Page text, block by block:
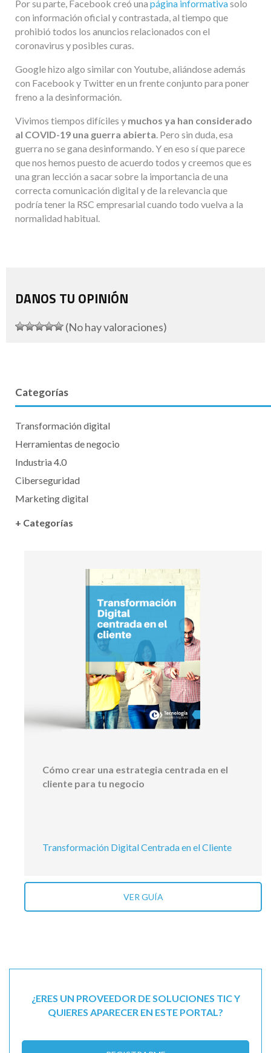
Por su parte, Facebook creó una página informativasolo
con información oficial y contrastada, al tiempo que
prohibió todos los anuncios relacionados con el
coronavirus y posibles curas.
Google hizo algo similar con Youtube, aliándose además
con Facebook y Twitter en un frente conjunto para poner
freno a la desinformación.
Vivimos tiempos difíciles y muchos ya han considerado
al COVID-19 una guerra abierta. Pero sin duda, esa
guerra no se gana desinformando. Y en eso sí que parece
que nos hemos puesto de acuerdo todos y creemos que es
una gran lección a sacar sobre la importancia de una
correcta comunicación digital y de la relevancia que
podría tener la RSC empresarial cuando todo vuelva a la
normalidad habitual.
DANOS TU OPINIÓN
(No hay valoraciones)
Categorías
Transformación digital
Herramientas de negocio
Industria 4.0
Ciberseguridad
Marketing digital
+ Categorías
Cómo crear una estrategia centrada en el
cliente para tu negocio
Transformación Digital Centrada en el Cliente
VER GUÍA
¿ERES UN PROVEEDOR DE SOLUCIONES TIC Y
QUIERES APARECER EN ESTE PORTAL?